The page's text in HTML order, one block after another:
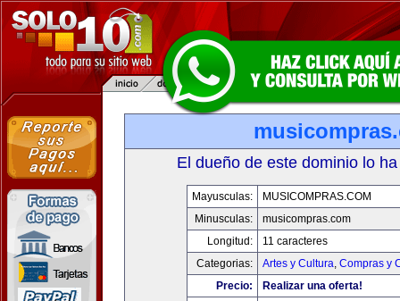
El dueño de este dominio lo
Mayusculas:
MUSICOMPRAS.COM
Minusculas:
musicompras.com
Longitud:
11 caracteres
Categorias:
Artes y Cultura, Compras y
Precio:
Realizar una oferta!